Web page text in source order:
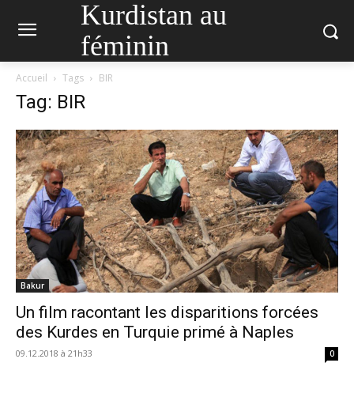
Kurdistan au
féminin
Accueil Tags BIR
Tag: BIR
Bakur
Un film racontant les disparitions forcées
des Kurdes en Turquie primé à Naples
09.12.2018 à 21h33 0